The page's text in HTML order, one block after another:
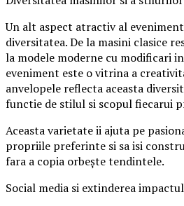
Un alt aspect atractiv al
diversitatea. De la masini clasice
la modele moderne cu modificari
eveniment este o vitrina a
anvelopele reflecta aceasta
functie de stilul si scopul fiecarui
Aceasta varietate ii ajuta pe
propriile preferinte si sa isi
fara a copia orbește tendintele.
Social media si extinderea